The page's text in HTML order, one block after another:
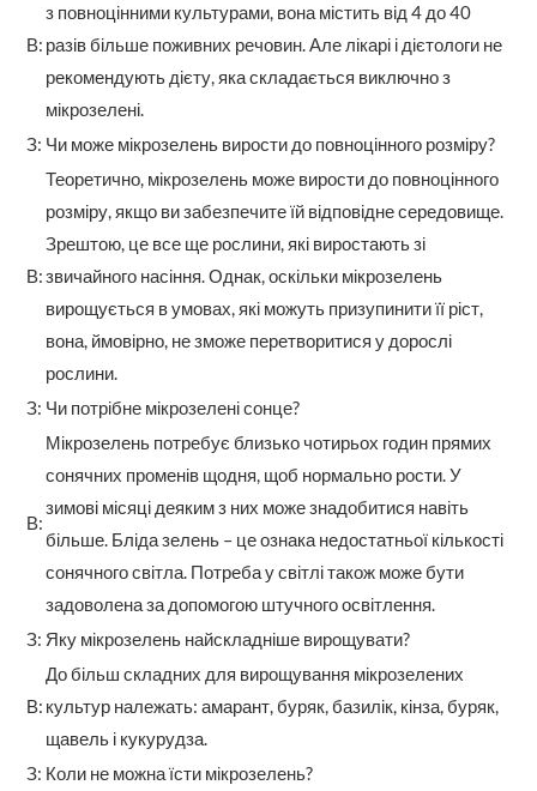
В:
з повноцінними культурами, вона містить від 4 до 40
разів більше поживних речовин. Але лікарі і дієтологи не
рекомендують дієту, яка складається виключно з
мікрозелені.
З: Чи може мікрозелень вирости до повноцінного розміру?
В:
Теоретично, мікрозелень може вирости до повноцінного
розміру, якщо ви забезпечите їй відповідне середовище.
Зрештою, це все ще рослини, які виростають зі
звичайного насіння. Однак, оскільки мікрозелень
вирощується в умовах, які можуть призупинити її ріст,
вона, ймовірно, не зможе перетворитися у дорослі
рослини.
З: Чи потрібне мікрозелені сонце?
В:
Мікрозелень потребує близько чотирьох годин прямих
сонячних променів щодня, щоб нормально рости. У
зимові місяці деяким з них може знадобитися навіть
більше. Бліда зелень – це ознака недостатньої кількості
сонячного світла. Потреба у світлі також може бути
задоволена за допомогою штучного освітлення.
З: Яку мікрозелень найскладніше вирощувати?
В:
До більш складних для вирощування мікрозелених
культур належать: амарант, буряк, базилік, кінза, буряк,
щавель і кукурудза.
З: Коли не можна їсти мікрозелень?